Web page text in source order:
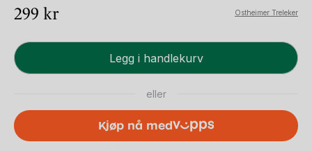
299 kr Ostheimer Treleker
Isbjørn
-
|
Dyrefigur
Legg i handlekurv
eller
Kjøp nå med